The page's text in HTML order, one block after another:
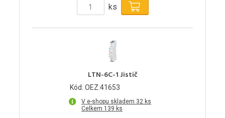
ks
LTN-6C-1 Jistič
Kód: OEZ:41653
V e-shopu skladem 32 ks
Celkem 139 ks